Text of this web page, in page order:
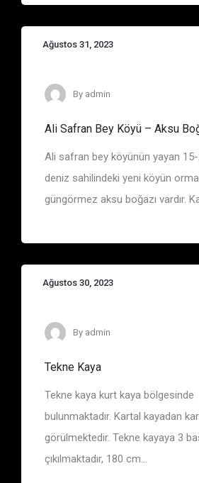
Ağustos 31, 2023
Eşkiya Belgelerinde Adı Geçen Bölge
By admin
Ali Safran Bey Köyü – Aksu
Ali safran bey köyünün yayan
deniz sahilindeki yeni köyün
güngörmez aksu boğazı vardır.
Ağustos 30, 2023
Eşkiya Belgelerinde Adı Geçen Bölge
By admin
Tekne Kaya
Tekne kaya kurt kaya bölgesinde
bulunmaktadır. Kartal kayadan
görülmektedir. Tekne kayaya 3
çıkılmaktadır, 180 cm...